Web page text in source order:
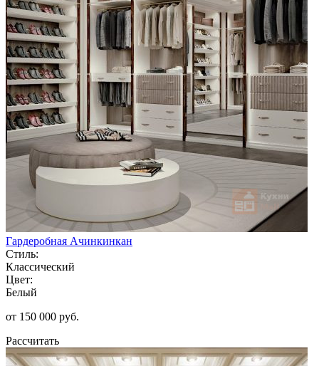
Гардеробная Ачинкинкан
Стиль:
Классический
Цвет:
Белый
от 150 000 руб.
Рассчитать